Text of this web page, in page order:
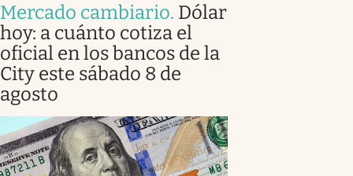
Mercado cambiario. Dólar
hoy: a cuánto cotiza el
oficial en los bancos de la
City este sábado 8 de
agosto